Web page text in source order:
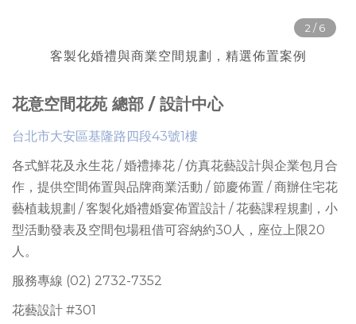
客製化婚禮與商業空間規劃，精選佈置案例
花意空間花苑 總部 / 設計中心
台北市大安區基隆路四段43號1樓
各式鮮花及永生花 / 婚禮捧花 / 仿真花藝設計與企業包月合
作，提供空間佈置與品牌商業活動 / 節慶佈置 / 商辦住宅花
藝植栽規劃 / 客製化婚禮婚宴佈置設計 / 花藝課程規劃 ， 小
型活動發表及空間包場租借可容納約30人 ，座位上限20
人。
服務專線 (02) 2732-7352
花藝設計 #301